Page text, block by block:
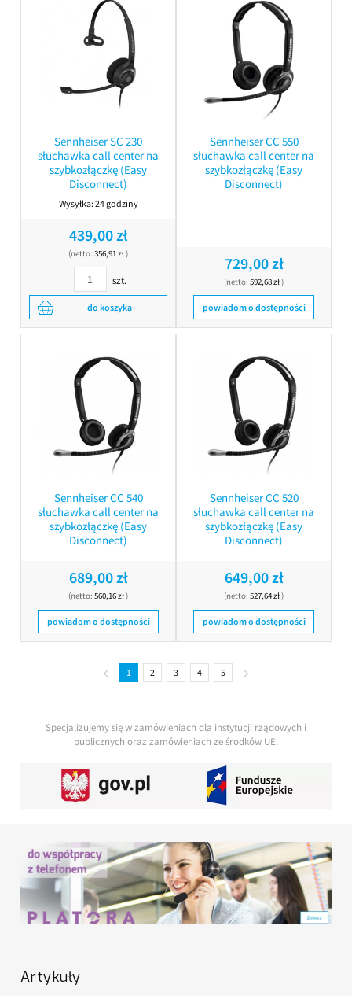
Sennheiser SC 230
słuchawka call center na
szybkozłączkę (Easy
Disconnect)
Wysyłka:24 godziny
439,00 zł
(netto: 356,91 zł)
szt.
do koszyka
Sennheiser CC 550
słuchawka call center na
szybkozłączkę (Easy
Disconnect)
729,00 zł
(netto: 592,68 zł)
powiadom o dostępności
Sennheiser CC 540
słuchawka call center na
szybkozłączkę (Easy
Disconnect)
689,00 zł
(netto: 560,16 zł)
powiadom o dostępności
Sennheiser CC 520
słuchawka call center na
szybkozłączkę (Easy
Disconnect)
649,00 zł
(netto: 527,64 zł)
powiadom o dostępności
1 2 3 4 5
Specjalizujemy się w zamówieniach dla instytucji rządowych i
publicznych oraz zamówieniach ze środków UE.
Artykuły